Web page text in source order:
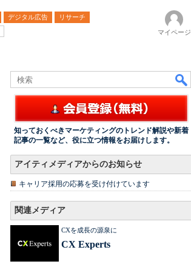
デジタル広告
リサーチ
マイページ
知っておくべきマーケティングのトレンド解説や新着
記事の一覧など、役に立つ情報をお届けします。
アイティメディアからのお知らせ
キャリア採用の応募を受け付けています
関連メディア
CXを成長の源泉に
CX Experts